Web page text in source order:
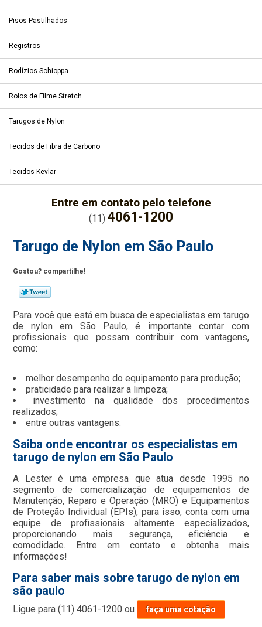
Pisos Pastilhados
Registros
Rodízios Schioppa
Rolos de Filme Stretch
Tarugos de Nylon
Tecidos de Fibra de Carbono
Tecidos Kevlar
Entre em contato pelo telefone
(11) 4061-1200
Tarugo de Nylon em São Paulo
Gostou? compartilhe!
Para você que está em busca de especialistas em tarugo
de nylon em São Paulo, é importante contar com
profissionais que possam contribuir com vantagens,
como:
melhor desempenho do equipamento para produção;
praticidade para realizar a limpeza;
investimento na qualidade dos procedimentos
realizados;
entre outras vantagens.
Saiba onde encontrar os especialistas em
tarugo de nylon em São Paulo
A Lester é uma empresa que atua desde 1995 no
segmento de comercialização de equipamentos de
Manutenção, Reparo e Operação (MRO) e Equipamentos
de Proteção Individual (EPIs), para isso, conta com uma
equipe de profissionais altamente especializados,
proporcionando mais segurança, eficiência e
comodidade. Entre em contato e obtenha mais
informações!
Para saber mais sobre tarugo de nylon em
são paulo
Ligue para(11) 4061-1200 ou faça uma cotação